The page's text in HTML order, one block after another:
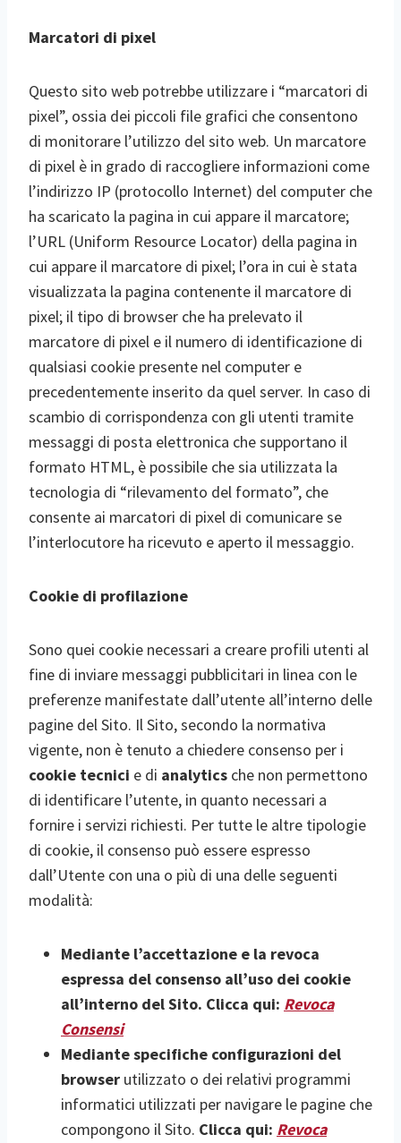
Marcatori di pixel
Questo sito web potrebbe utilizzare i “marcatori di
pixel”, ossia dei piccoli file grafici che consentono
di monitorare l’utilizzo del sito web. Un marcatore
di pixel è in grado di raccogliere informazioni come
l’indirizzo IP (protocollo Internet) del computer che
ha scaricato la pagina in cui appare il marcatore;
l’URL (Uniform Resource Locator) della pagina in
cui appare il marcatore di pixel; l’ora in cui è stata
visualizzata la pagina contenente il marcatore di
pixel; il tipo di browser che ha prelevato il
marcatore di pixel e il numero di identificazione di
qualsiasi cookie presente nel computer e
precedentemente inserito da quel server. In caso di
scambio di corrispondenza con gli utenti tramite
messaggi di posta elettronica che supportano il
formato HTML, è possibile che sia utilizzata la
tecnologia di “rilevamento del formato”, che
consente ai marcatori di pixel di comunicare se
l’interlocutore ha ricevuto e aperto il messaggio.
Cookie di profilazione
Sono quei cookie necessari a creare profili utenti al
fine di inviare messaggi pubblicitari in linea con le
preferenze manifestate dall’utente all’interno delle
pagine del Sito. Il Sito, secondo la normativa
vigente, non è tenuto a chiedere consenso per i
cookie tecnici e di analytics che non permettono
di identificare l’utente, in quanto necessari a
fornire i servizi richiesti. Per tutte le altre tipologie
di cookie, il consenso può essere espresso
dall’Utente con una o più di una delle seguenti
modalità:
Mediante l’accettazione e la revoca
espressa del consenso all’uso dei cookie
all’interno del Sito. Clicca qui: Revoca
Consensi
Mediante specifiche configurazioni del
browser utilizzato o dei relativi programmi
informatici utilizzati per navigare le pagine che
compongono il Sito. Clicca qui: Revoca